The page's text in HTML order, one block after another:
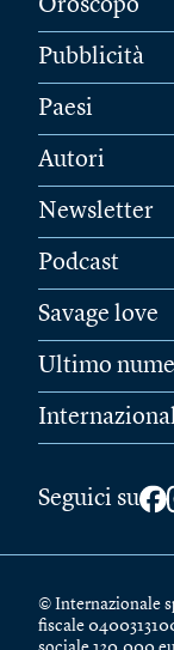
Oroscopo
Pubblicità
Paesi
Autori
Newsletter
Podcast
Savage love
Ultimo
Seguici su
© Internazionale
fiscale